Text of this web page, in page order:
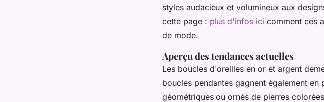
styles audacieux et volumineux aux
cette page : plus d'infos ici comment ces
de mode.
Aperçu des tendances actuelles
Les boucles d'oreilles en or et argent
boucles pendantes gagnent également
géométriques ou ornés de pierres